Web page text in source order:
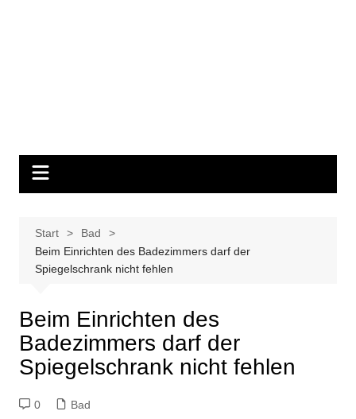
Start
Bad
Beim Einrichten des Badezimmers darf der
Spiegelschrank nicht fehlen
Beim Einrichten des
Badezimmers darf der
Spiegelschrank nicht fehlen
0 Bad